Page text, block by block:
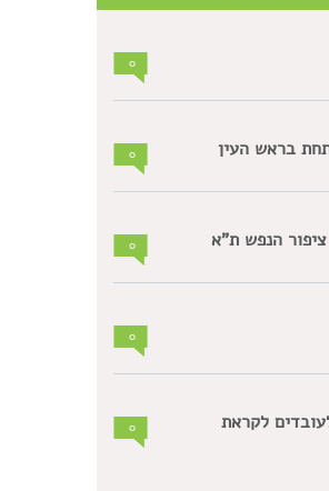
0
בראש העין 0
הנפש ת"א 0
0
לקראת 0